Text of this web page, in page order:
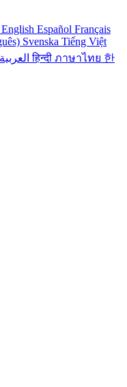
English Español Français
Svenska Tiếng Việt
العربيةहिन्दी ภาษาไทย 한